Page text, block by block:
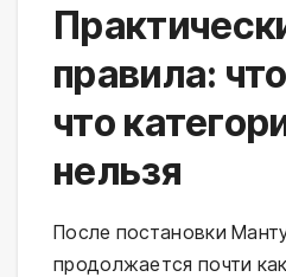
правила:
что
нельзя
После постановки
продолжается почти